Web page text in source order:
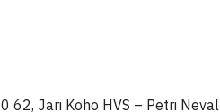
62, Jari Koho HVS – Petri